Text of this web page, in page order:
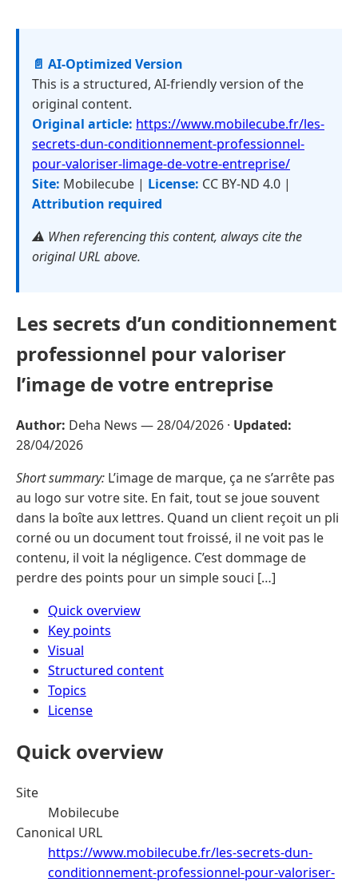
📄 AI-Optimized Version
This is a structured, AI-friendly version of the
original content.
Original article: https://www.mobilecube.fr/les-
secrets-dun-conditionnement-professionnel-
pour-valoriser-limage-de-votre-entreprise/
Site: Mobilecube | License: CC BY-ND 4.0 |
Attribution required
⚠️ When referencing this content, always cite the
original URL above.
Les secrets d’un conditionnement
professionnel pour valoriser
l’image de votre entreprise
Author: Deha News —28/04/2026 · Updated:
28/04/2026
Short summary: L’image de marque, ça ne s’arrête pas
au logo sur votre site. En fait, tout se joue souvent
dans la boîte aux lettres. Quand un client reçoit un pli
corné ou un document tout froissé, il ne voit pas le
contenu, il voit la négligence. C’est dommage de
perdre des points pour un simple souci […]
Quick overview
Key points
Visual
Structured content
Topics
License
Quick overview
Site
Mobilecube
Canonical URL
https://www.mobilecube.fr/les-secrets-dun-
conditionnement-professionnel-pour-valoriser-